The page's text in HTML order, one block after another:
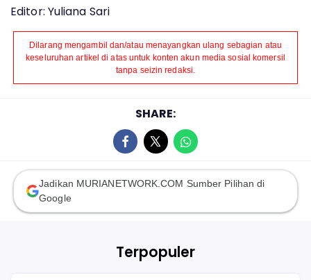
Editor: Yuliana Sari
Dilarang mengambil dan/atau menayangkan ulang sebagian atau
keseluruhan artikel di atas untuk konten akun media sosial komersil
tanpa seizin redaksi.
SHARE:
Jadikan MURIANETWORK.COM Sumber Pilihan di
Google
Terpopuler